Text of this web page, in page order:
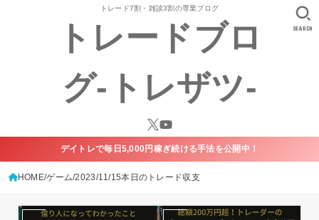
トレード7割・雑談3割の専業ブログ
トレードブロ
グ-トレザツ-
SEARCH
デイトレで毎日5,000円稼ぎ続ける手法を公開中！
HOME ゲーム 2023/11/15本日のトレード収支